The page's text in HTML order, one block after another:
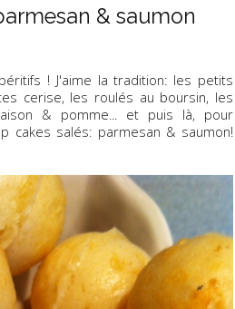
& saumon
! J'aime la tradition: les petits
cerise, les roulés au boursin, les
& pomme... et puis là, pour
cakes salés: parmesan & saumon!